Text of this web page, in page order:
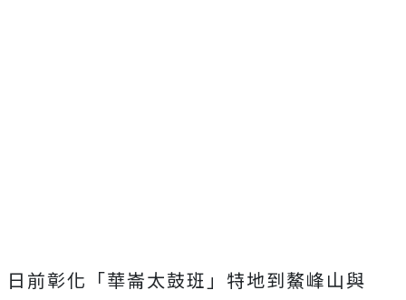
日前彰化「華崙太鼓班」特地到鰲峰山與